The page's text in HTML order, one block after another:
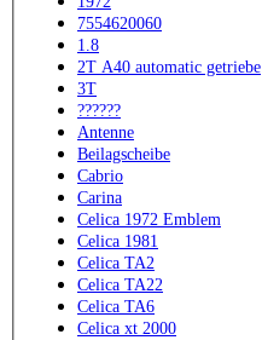
7554620060
1.8
2T A40 automatic getriebe
3T
??????
Antenne
Beilagscheibe
Cabrio
Carina
Celica 1972 Emblem
Celica 1981
Celica TA2
Celica TA22
Celica TA6
Celica xt 2000